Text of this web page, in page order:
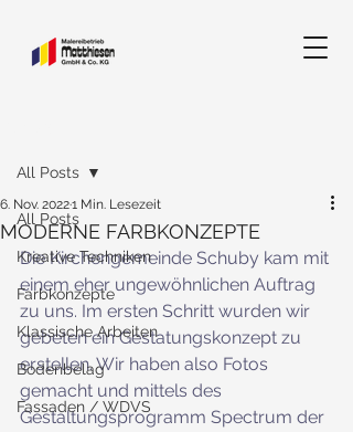
All Posts
Kreative Techniken
Farbkonzepte
Klassische Arbeiten
Bodenbelag
Fassaden / WDVS
All Posts
MODERNE FARBKONZEPTE
6. Nov. 20221 Min. Lesezeit
Die Kirchengemeinde Schuby kam mit
einem eher ungewöhnlichen Auftrag
zu uns. Im ersten Schritt wurden wir
gebeten ein Gestatungskonzept zu
erstellen. Wir haben also Fotos
gemacht und mittels des
Gestaltungsprogramm Spectrum der